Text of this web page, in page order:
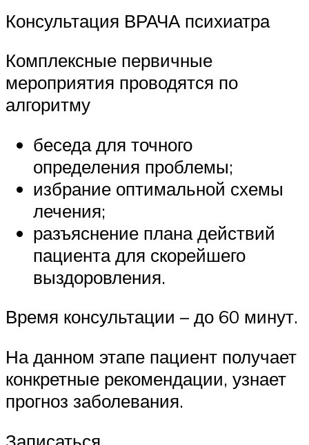
Консультация ВРАЧА психиатра
Комплексные первичные
мероприятия проводятся по
алгоритму
беседа для точного
определения проблемы;
избрание оптимальной схемы
лечения;
разъяснение плана действий
пациента для скорейшего
выздоровления.
Время консультации – до 60 минут.
На данном этапе пациент получает
конкретные рекомендации, узнает
прогноз заболевания.
Записаться